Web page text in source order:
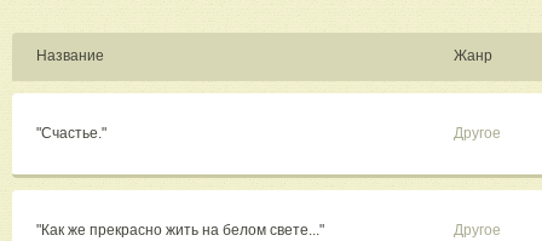
Название Жанр
"Счастье." Другое
"Как же прекрасно жить на белом свете..." Другое